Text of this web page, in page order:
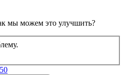
мы можем это улучшить?